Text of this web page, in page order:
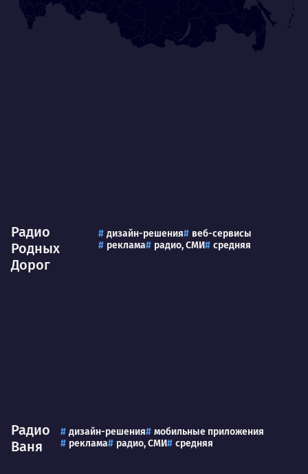
Умею
Радио
Родных
Дорог
дизайн-решения
веб-сервисы
реклама
радио, СМИ средняя
Радио
Ваня
дизайн-решения
мобильные приложения
реклама
радио, СМИ средняя